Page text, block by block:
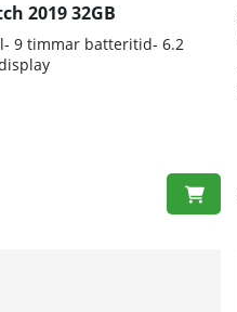
2019 32GB
9 timmar batteritid- 6.2